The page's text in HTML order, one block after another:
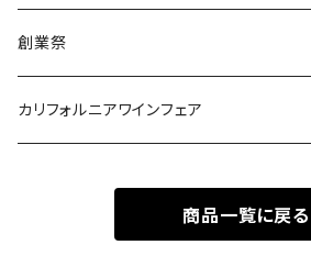
創業祭
カリフォルニアワインフェア
商品一覧に戻る